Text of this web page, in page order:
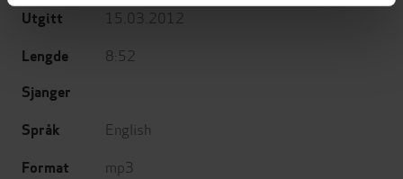
Utgitt 15.03.2012
Lengde 8:52
Sjanger
Språk
English
Format mp3